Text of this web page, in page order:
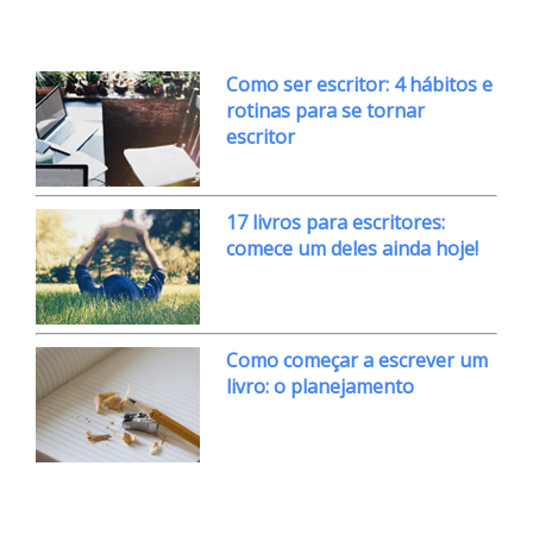
Como ser escritor: 4 hábitos e
rotinas para se tornar
escritor
17 livros para escritores:
comece um deles ainda hoje!
Como começar a escrever um
livro: o planejamento